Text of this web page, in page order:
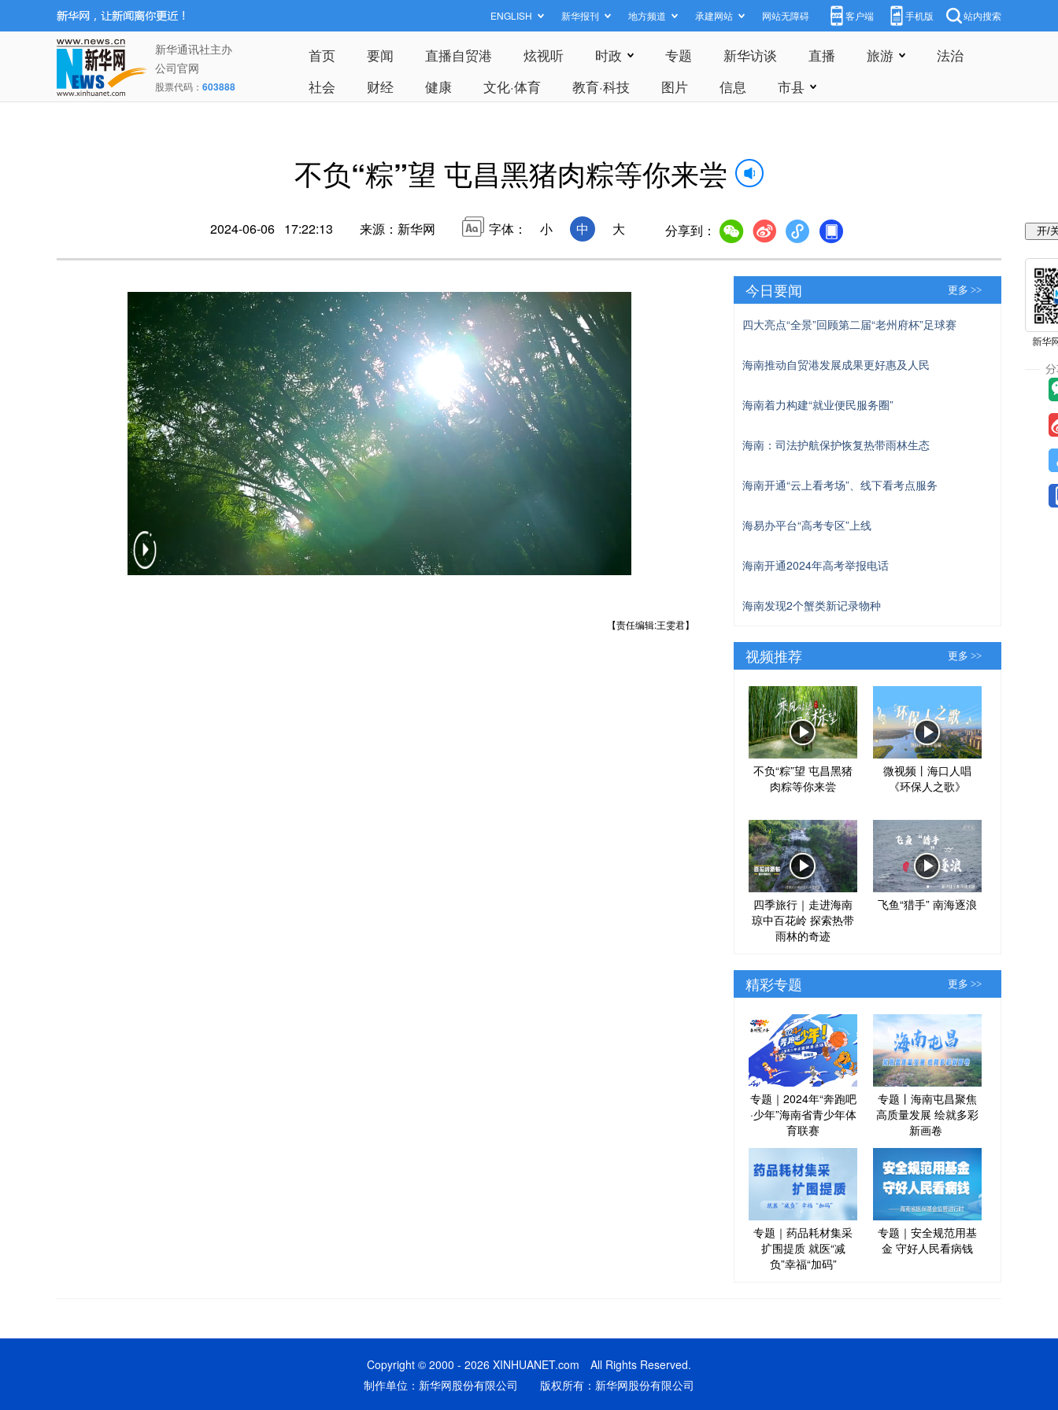
ENGLISH 新华报刊 地方频道 承建网站 网站无障碍 客户端 手机版 站内搜索
新华通讯社主办
公司官网
股票代码： 603888
首页 要闻 直播自贸港 炫视听 时政 专题 新华访谈 直播 旅游
法治
社会
财经 健康 文化·体育 教育·科技 图片 信息 市县
不负“粽”望 屯昌黑猪肉粽等你来尝
2024-06-06 17:22:13 来源：新华网 字体： 小 中 大 分享到：
【责任编辑:王雯君】
今日要闻 更多 >>
四大亮点“全景”回顾第二届“老州府杯”足球赛
海南推动自贸港发展成果更好惠及人民
海南着力构建“就业便民服务圈”
海南：司法护航保护恢复热带雨林生态
海南开通“云上看考场”、线下看考点服务
海易办平台“高考专区”上线
海南开通2024年高考举报电话
海南发现2个蟹类新记录物种
视频推荐 更多 >>
不负“粽”望 屯昌黑猪
肉粽等你来尝
微视频丨海口人唱
《环保人之歌》
四季旅行｜走进海南
琼中百花岭 探索热带
雨林的奇迹
飞鱼“猎手” 南海逐浪
精彩专题 更多 >>
专题｜2024年“奔跑吧
·少年”海南省青少年体
育联赛
专题丨海南屯昌聚焦
高质量发展 绘就多彩
新画卷
专题｜药品耗材集采
扩围提质 就医“减
负”幸福“加码”
专题｜安全规范用基
金 守好人民看病钱
Copyright © 2000 - 2026 XINHUANET.com All Rights Reserved.
制作单位：新华网股份有限公司 版权所有：新华网股份有限公司